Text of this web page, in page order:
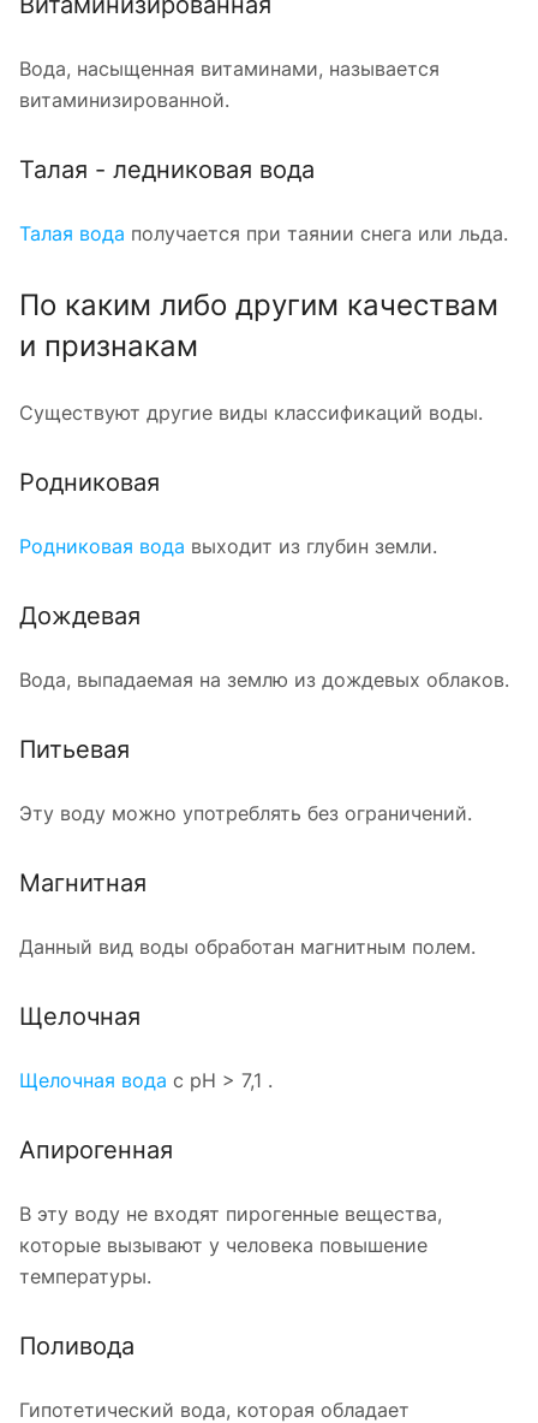
Вода, насыщенная витаминами, называется
витаминизированной.
Талая - ледниковая вода
Талая вода получается при таянии снега или льда.
По каким либо другим качествам
и признакам
Существуют другие виды классификаций воды.
Родниковая
Родниковая вода выходит из глубин земли.
Дождевая
Вода, выпадаемая на землю из дождевых облаков.
Питьевая
Эту воду можно употреблять без ограничений.
Магнитная
Данный вид воды обработан магнитным полем.
Щелочная
Щелочная вода с pH > 7,1 .
Апирогенная
В эту воду не входят пирогенные вещества,
которые вызывают у человека повышение
температуры.
Поливода
Гипотетический вода, которая обладает